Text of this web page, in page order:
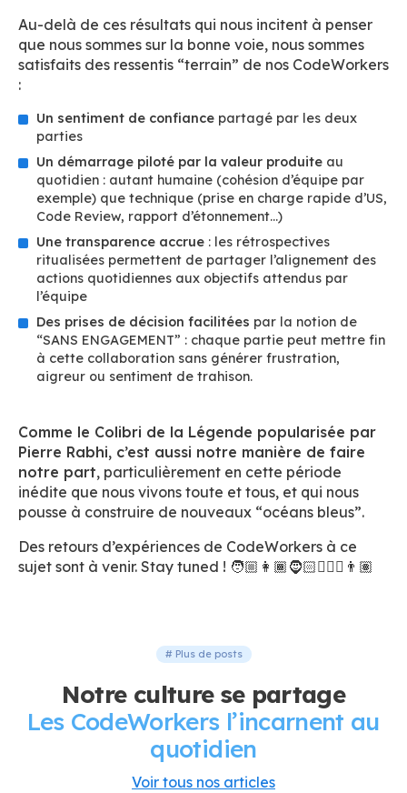
Au-delà de ces résultats qui nous incitent à penser
que nous sommes sur la bonne voie, nous sommes
satisfaits des ressentis “terrain” de nos CodeWorkers
:
Un sentiment de confiance partagé par les deux
parties
Un démarrage piloté par la valeur produite au
quotidien : autant humaine (cohésion d’équipe par
exemple) que technique (prise en charge rapide d’US,
Code Review, rapport d’étonnement…)
Une transparence accrue : les rétrospectives
ritualisées permettent de partager l’alignement des
actions quotidiennes aux objectifs attendus par
l’équipe
Des prises de décision facilitées par la notion de
“SANS ENGAGEMENT” : chaque partie peut mettre fin
à cette collaboration sans générer frustration,
aigreur ou sentiment de trahison.
Comme le Colibri de la Légende popularisée par
Pierre Rabhi, c’est aussi notre manière de faire
notre part, particulièrement en cette période
inédite que nous vivons toute et tous, et qui nous
pousse à construire de nouveaux “océans bleus”.
Des retours d’expériences de CodeWorkers à ce
sujet sont à venir. Stay tuned ! 🧑🏼👩🏾🧔🏻👱🏼‍♀️👨🏽
# Plus de posts
Notre culture se partage
Les CodeWorkers l’incarnent au
quotidien
Voir tous nos articles